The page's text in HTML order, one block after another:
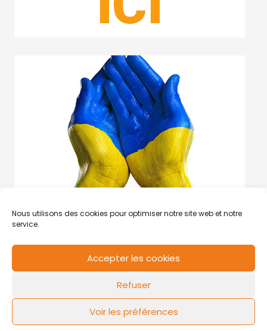
Nous utilisons des cookies pour optimiser notre site web et notre
service.
Accepter les cookies
Refuser
Voir les préférences
Mentions légales Politique de cookies
FLOW44